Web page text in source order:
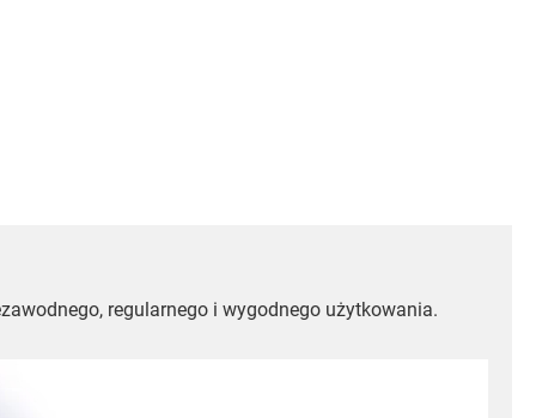
regularnego i wygodnego użytkowania.